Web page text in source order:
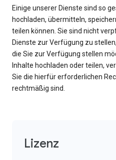
Einige unserer Dienste sind so
hochladen, übermitteln,
teilen können. Sie sind nicht
Dienste zur Verfügung zu
die Sie zur Verfügung stellen
Inhalte hochladen oder teilen,
Sie die hierfür erforderlichen
rechtmäßig sind.
Lizenz